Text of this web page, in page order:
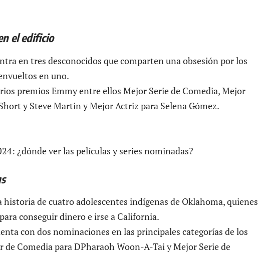
el edificio
en tres desconocidos que comparten una obsesión por los
en uno.
premios Emmy entre ellos Mejor Serie de Comedia, Mejor
y Steve Martin y Mejor Actriz para Selena Gómez.
historia de cuatro adolescentes indígenas de Oklahoma, quienes
conseguir dinero e irse a California.
con dos nominaciones en las principales categorías de los
Comedia para DPharaoh Woon-A-Tai y Mejor Serie de